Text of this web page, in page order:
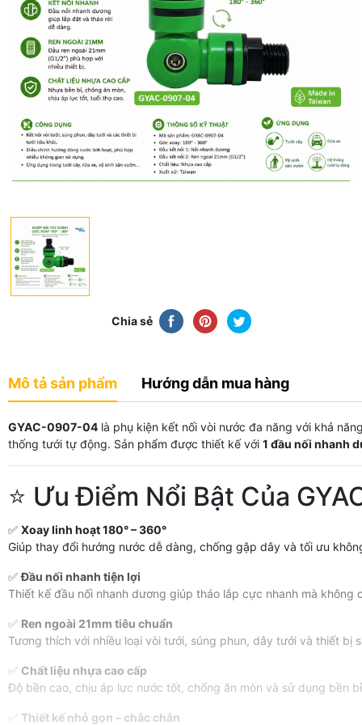
Chia sẻ
Mô tả sản phẩm Hướng dẫn mua hàng
GYAC-0907-04 là phụ kiện kết nối vòi nước đa năng với khả
thống tưới tự động. Sản phẩm được thiết kế với 1 đầu nối nhanh
⭐ Ưu Điểm Nổi Bật Của
✅ Xoay linh hoạt 180° – 360°
Giúp thay đổi hướng nước dễ dàng, chống gập dây và tối ưu
✅Đầu nối nhanh tiện lợi
Thiết kế đầu nối nhanh dương giúp tháo lắp cực nhanh mà không
✅ Ren ngoài 21mm tiêu chuẩn
Tương thích với nhiều loại vòi tưới, súng phun, dây tưới và thiết bị
✅ Chất liệu nhựa cao cấp
Độ bền cao, chịu áp lực nước tốt, chống ăn mòn và sử dụng bền
Thiết kế nhỏ gọn – chắc chắn